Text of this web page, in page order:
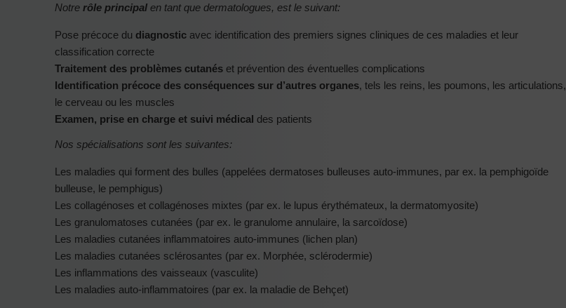
Notre rôle principal en tant que dermatologues, est le suivant:
Pose précoce du diagnostic avec identification des premiers signes cliniques de ces maladies et leur
classification correcte
Traitement des problèmes cutanés et prévention des éventuelles complications
Identification précoce des conséquences sur d’autres organes, tels les reins, les poumons, les articulations,
le cerveau ou les muscles
Examen, prise en charge et suivi médical des patients
Nos spécialisations sont les suivantes:
Les maladies qui forment des bulles (appelées dermatoses bulleuses auto-immunes, par ex. la pemphigoïde
bulleuse, le pemphigus)
Les collagénoses et collagénoses mixtes (par ex. le lupus érythémateux, la dermatomyosite)
Les granulomatoses cutanées (par ex. le granulome annulaire, la sarcoïdose)
Les maladies cutanées inflammatoires auto-immunes (lichen plan)
Les maladies cutanées sclérosantes (par ex. Morphée, sclérodermie)
Les inflammations des vaisseaux (vasculite)
Les maladies auto-inflammatoires (par ex. la maladie de Behçet)